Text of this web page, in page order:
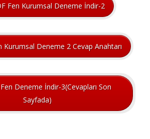
Fen Kurumsal Deneme İndir-2
Kurumsal Deneme 2 Cevap Anahtarı
Fen Deneme İndir-3(Cevapları Son
Sayfada)